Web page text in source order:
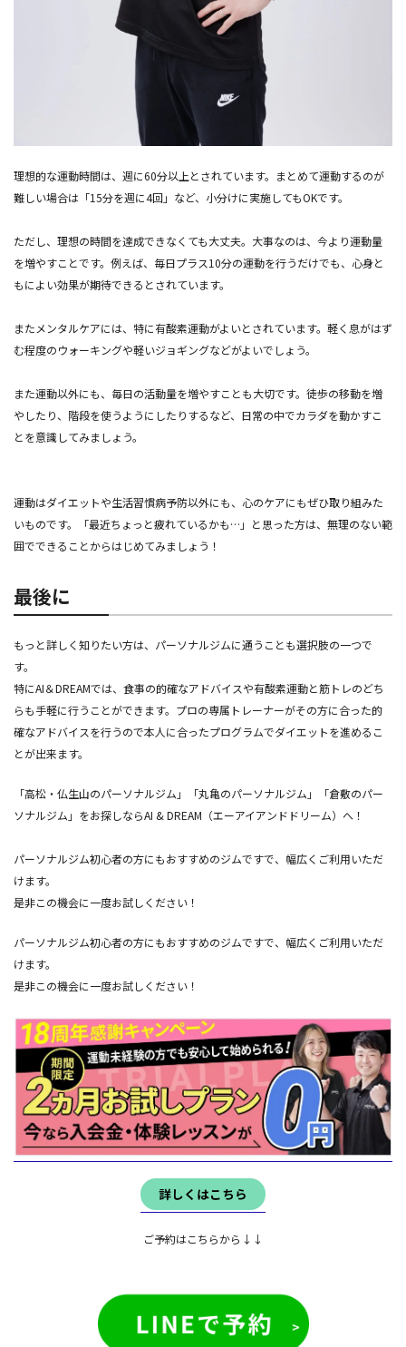
理想的な運動時間は、週に60分以上とされています。まとめて運動するのが
難しい場合は「15分を週に4回」など、小分けに実施してもOKです。
ただし、理想の時間を達成できなくても大丈夫。大事なのは、今より運動量
を増やすことです。例えば、毎日プラス10分の運動を行うだけでも、心身と
もによい効果が期待できるとされています。
またメンタルケアには、特に有酸素運動がよいとされています。軽く息がはず
む程度のウォーキングや軽いジョギングなどがよいでしょう。
また運動以外にも、毎日の活動量を増やすことも大切です。徒歩の移動を増
やしたり、階段を使うようにしたりするなど、日常の中でカラダを動かすこ
とを意識してみましょう。
運動はダイエットや生活習慣病予防以外にも、心のケアにもぜひ取り組みた
いものです。「最近ちょっと疲れているかも…」と思った方は、無理のない範
囲でできることからはじめてみましょう！
最後に
もっと詳しく知りたい方は、パーソナルジムに通うことも選択肢の一つで
す。
特にAI＆DREAMでは、食事の的確なアドバイスや有酸素運動と筋トレのどち
らも手軽に行うことができます。プロの専属トレーナーがその方に合った的
確なアドバイスを行うので本人に合ったプログラムでダイエットを進めるこ
とが出来ます。
「高松・仏生山のパーソナルジム」「丸亀のパーソナルジム」「倉敷のパー
ソナルジム」をお探しならAI & DREAM（エーアイアンドドリーム）へ！
パーソナルジム初心者の方にもおすすめのジムですで、幅広くご利用いただ
けます。
是非この機会に一度お試しください！
パーソナルジム初心者の方にもおすすめのジムですで、幅広くご利用いただ
けます。
是非この機会に一度お試しください！
詳しくはこちら
ご予約はこちらから↓↓